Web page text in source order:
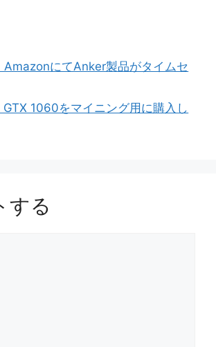
AmazonにてAnker製品がタイムセ
GTX 1060をマイニング用に購入し
する